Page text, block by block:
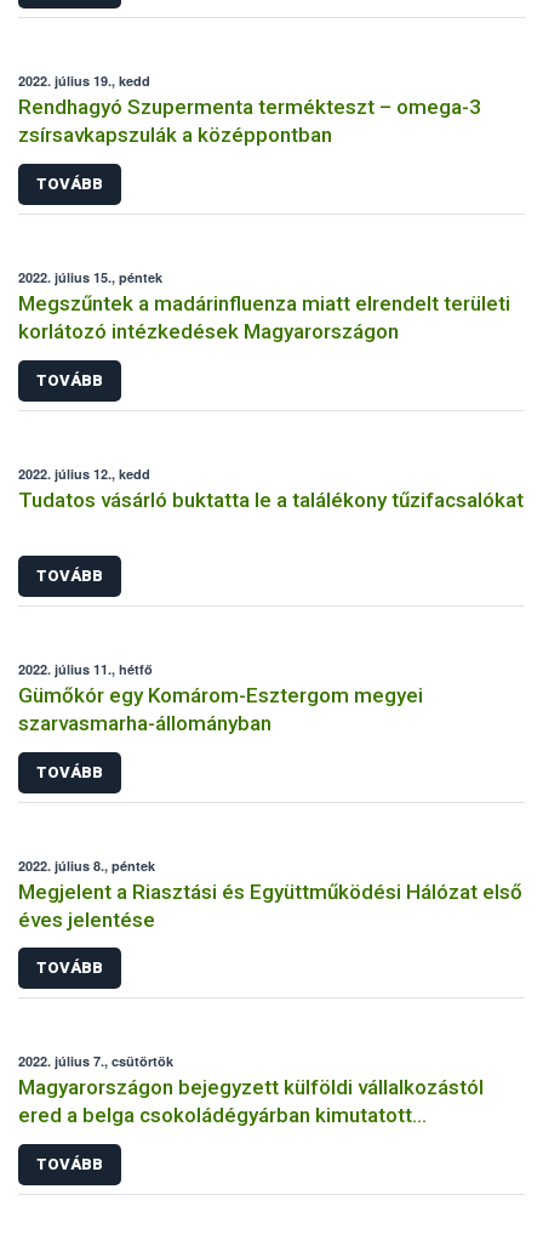
2022. július 19., kedd
Rendhagyó Szupermenta termékteszt – omega-3
zsírsavkapszulák a középpontban
TOVÁBB
2022. július 15., péntek
Megszűntek a madárinfluenza miatt elrendelt területi
korlátozó intézkedések Magyarországon
TOVÁBB
2022. július 12., kedd
Tudatos vásárló buktatta le a találékony tűzifacsalókat
TOVÁBB
2022. július 11., hétfő
Gümőkór egy Komárom-Esztergom megyei
szarvasmarha-állományban
TOVÁBB
2022. július 8., péntek
Megjelent a Riasztási és Együttműködési Hálózat első
éves jelentése
TOVÁBB
2022. július 7., csütörtök
Magyarországon bejegyzett külföldi vállalkozástól
ered a belga csokoládégyárban kimutatott
szalmonella-fertőzés
TOVÁBB